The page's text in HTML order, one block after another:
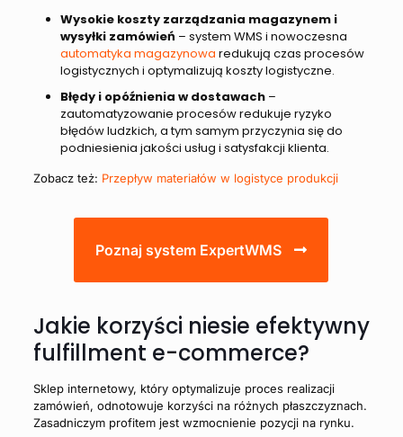
Wysokie koszty zarządzania magazynem i
wysyłki zamówień – system WMS i nowoczesna
automatyka magazynowa redukują czas procesów
logistycznych i optymalizują koszty logistyczne.
Błędy i opóźnienia w dostawach–
zautomatyzowanie procesów redukuje ryzyko
błędów ludzkich, a tym samym przyczynia się do
podniesienia jakości usług i satysfakcji klienta.
Zobacz też: Przepływ materiałów w logistyce produkcji
Poznaj system ExpertWMS
Jakie korzyści niesie efektywny
fulfillment e-commerce?
Sklep internetowy, który optymalizuje proces realizacji
zamówień, odnotowuje korzyści na różnych płaszczyznach.
Zasadniczym profitem jest wzmocnienie pozycji na rynku.